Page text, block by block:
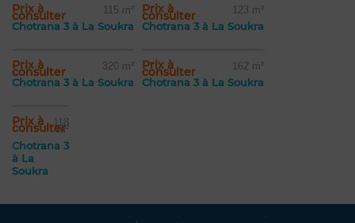
Prix à
consulter 115 m²
Chotrana 3 à La Soukra
Prix à
consulter 123 m²
Chotrana 3 à La Soukra
Prix à
consulter 320 m²
Chotrana 3 à La Soukra
Prix à
consulter 162 m²
Chotrana 3 à La Soukra
Prix à
consulter
118
m²
Chotrana 3
à La
Soukra